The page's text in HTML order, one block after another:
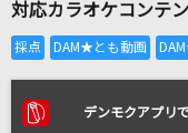
リアルタ
対応カラオケコンテ
デンモクアプリ